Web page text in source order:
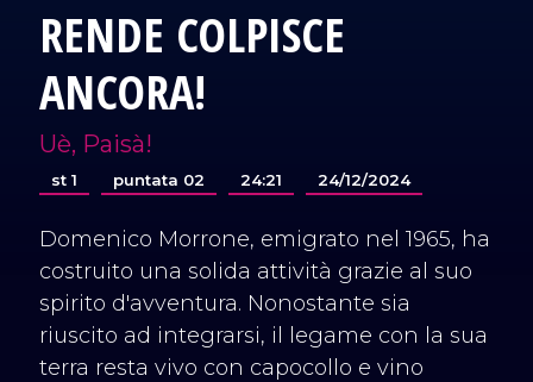
RENDE COLPISCE
ANCORA!
Uè, Paisà!
st 1 puntata 02 24:21 24/12/2024
Domenico Morrone, emigrato nel 1965, ha
costruito una solida attività grazie al suo
spirito d'avventura. Nonostante sia
riuscito ad integrarsi, il legame con la sua
terra resta vivo con capocollo e vino